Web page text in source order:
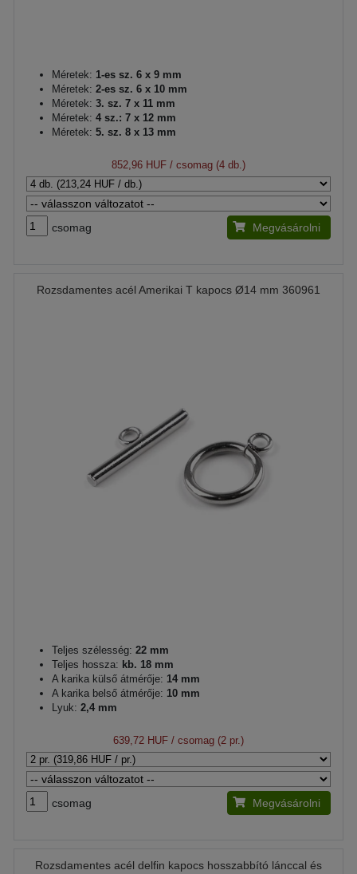
Méretek: 1-es sz. 6 x 9 mm
Méretek: 2-es sz. 6 x 10 mm
Méretek: 3. sz. 7 x 11 mm
Méretek: 4 sz.: 7 x 12 mm
Méretek: 5. sz. 8 x 13 mm
852,96 HUF / csomag (4 db.)
csomag Megvásárolni
Rozsdamentes acél Amerikai T kapocs Ø14 mm 360961
Teljes szélesség: 22 mm
Teljes hossza: kb. 18 mm
A karika külső átmérője: 14 mm
A karika belső átmérője: 10 mm
Lyuk: 2,4 mm
639,72 HUF / csomag (2 pr.)
csomag Megvásárolni
Rozsdamentes acél delfin kapocs hosszabbító lánccal és